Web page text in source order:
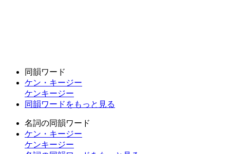
同韻ワード
ケン・キージー
ケンキージー
同韻ワードをもっと見る
名詞の同韻ワード
ケン・キージー
ケンキージー